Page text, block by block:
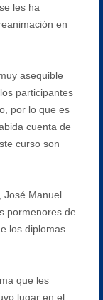
les ha
en
asequible
participantes
por lo que es
cuenta de
curso son
José Manuel
pormenores de
los diplomas
que les
lugar en el